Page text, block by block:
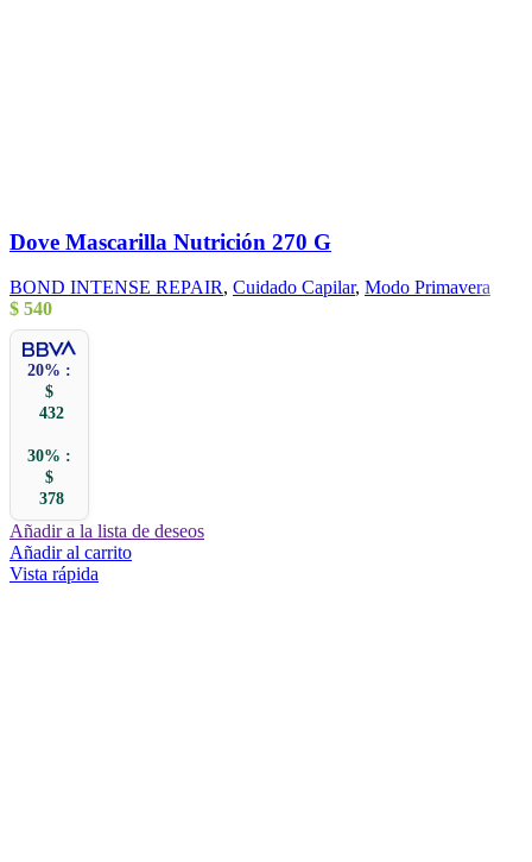
Dove Mascarilla Nutrición 270 G
BOND INTENSE REPAIR, Cuidado Capilar, Modo Primavera
$ 540
20% :
$
432
30% :
$
378
Añadir a la lista de deseos
Añadir al carrito
Vista rápida